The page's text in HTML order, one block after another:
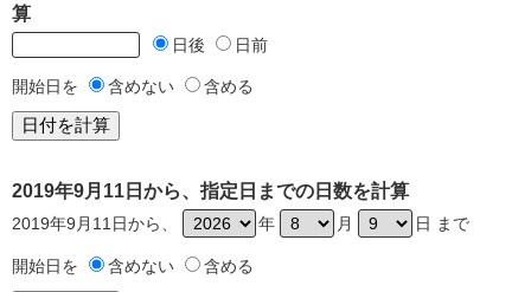
算
日後 日前
開始日を 含めない 含める
2019年9月11日から、指定日までの日数を計算
2019年9月11日から、 年 月 日 まで
開始日を 含めない 含める